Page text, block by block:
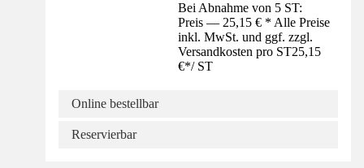
Bei Abnahme von 5 ST:
Preis — 25,15 € * Alle Preise
inkl. MwSt. und ggf. zzgl.
Versandkosten pro ST25,15
€*/ ST
Online bestellbar
Reservierbar